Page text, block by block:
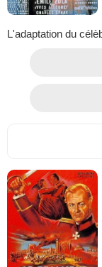
L'adaptation du